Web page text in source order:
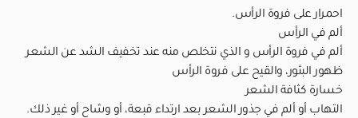
احمرار على فروة الرأس.
ألم في الرأس
ألم في فروة الرأس و الذي نتخلص منه عند تخفيف الشد عن الشعر
ظهور البثور، والقيح على فروة الرأس
خسارة كثافة الشعر
التهاب أو ألم في جذور الشعر بعد ارتداء قبعة، أو وشاح أو غير ذلك.